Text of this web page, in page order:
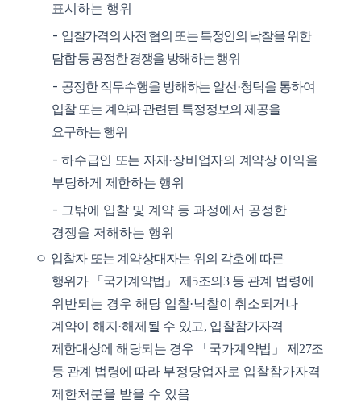
표시하는 행위
- 입찰가격의 사전 협의 또는 특정인의 낙찰을 위한
담합 등 공정한 경쟁을 방해하는 행위
- 공정한 직무수행을 방해하는 알선·청탁을 통하여
입찰 또는 계약과 관련된 특정정보의 제공을
요구하는 행위
-하수급인 또는 자재·장비업자의 계약상 이익을
부당하게 제한하는 행위
- 그밖에 입찰 및 계약 등 과정에서 공정한
경쟁을 저해하는 행위
ㅇ 입찰자 또는 계약상대자는 위의 각호에 따른
행위가
「 국가계약법 」 제 5조의 3 등 관계 법령에
위반되는 경우 해당 입찰·낙찰이 취소되거나
계약이 해지 ·해제될 수 있고, 입찰참가자격
제한대상에 해당되는 경우 「 국가계약법 」 제 27조
등 관계 법령에 따라 부정당업자로 입찰참가자격
제한처분을 받을 수 있음